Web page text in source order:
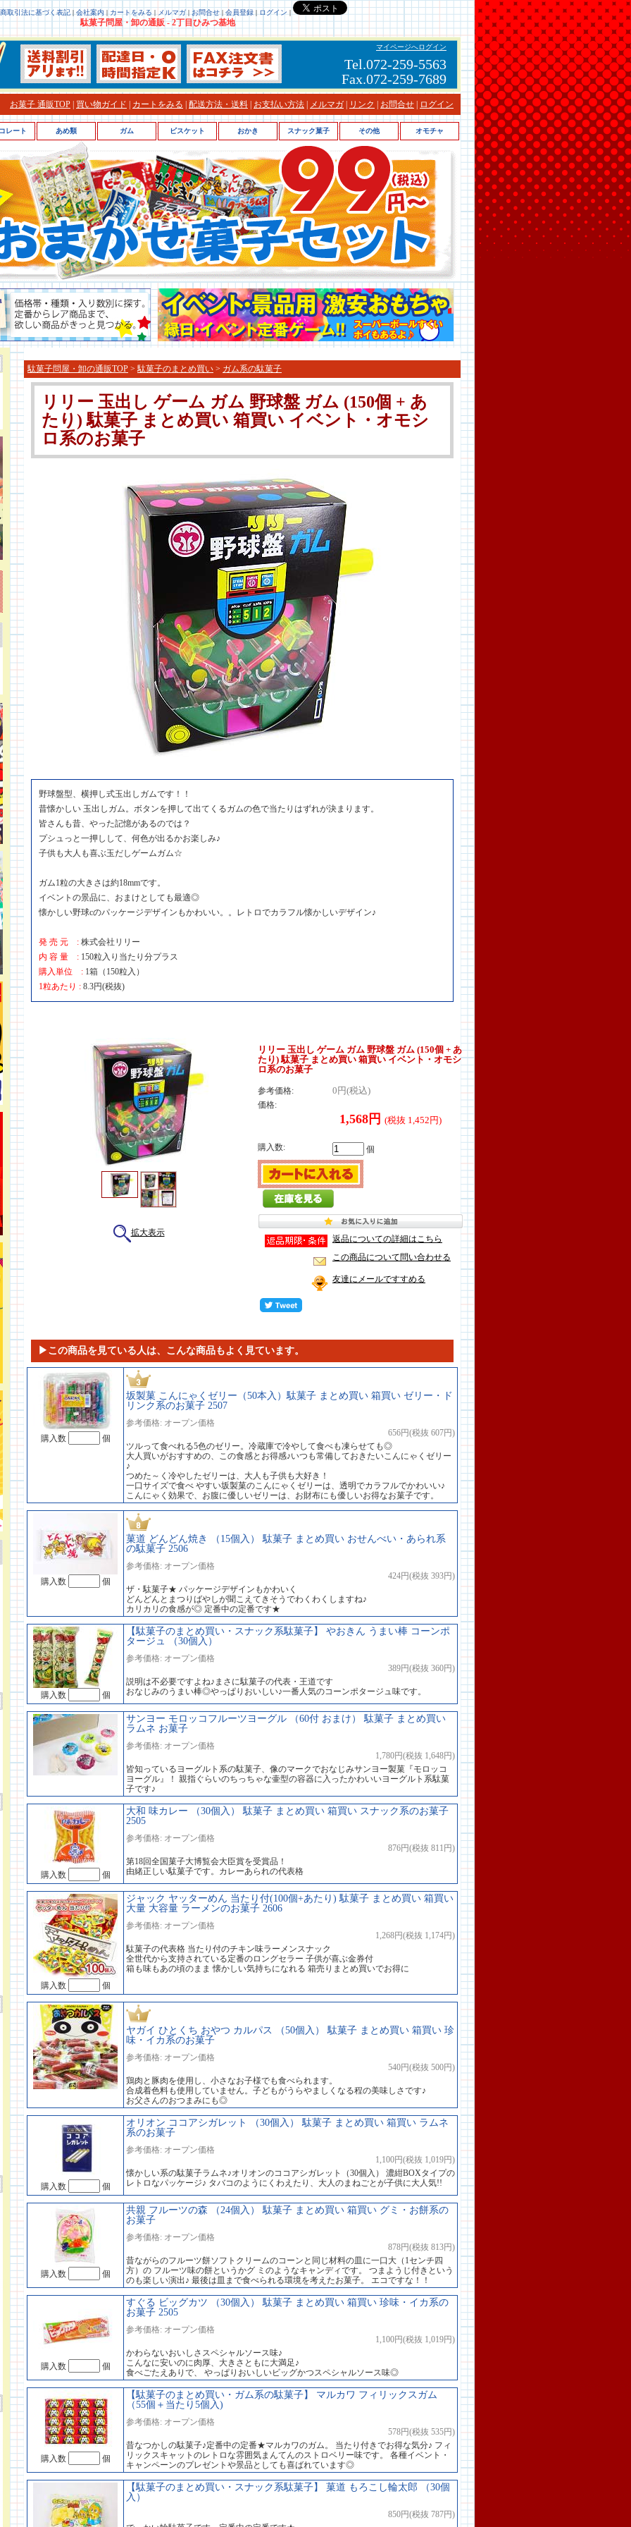
取引法に基づく表記 | 会社案内 | カートをみる | メルマガ| お問合せ| 会員登録| ログイン |
駄菓子問屋・卸の通販 - 2丁目ひみつ基地
マイページへログイン
Tel.072-259-5563
Fax.072-259-7689
お菓子 通販TOP 買い物ガイド カートをみる 配送方法・送料 お支払い方法 メルマガ リンク お問合せ ログイン
駄菓子問屋・卸の通販TOP >駄菓子のまとめ買い > ガム系の駄菓子
リリー 玉出し ゲーム ガム 野球盤 ガム (150個 + あ
たり) 駄菓子 まとめ買い 箱買い イベント・オモシ
ロ系のお菓子
野球盤型、横押し式玉出しガムです！！
昔懐かしい 玉出しガム。ボタンを押して出てくるガムの色で当たりはずれが決まります。
皆さんも昔、やった記憶があるのでは？
プシュっと一押しして、何色が出るかお楽しみ♪
子供も大人も喜ぶ玉だしゲームガム☆
ガム1粒の大きさは約18mmです。
イベントの景品に、おまけとしても最適◎
懐かしい野球cのパッケージデザインもかわいい。。レトロでカラフル懐かしいデザイン♪
発 売 元 : 株式会社リリー
内 容 量 : 150粒入り当たり分プラス
購入単位 : 1箱（150粒入）
1粒あたり : 8.3円(税抜)
拡大表示
リリー 玉出し ゲーム ガム 野球盤 ガム (150個 + あ
たり) 駄菓子 まとめ買い 箱買い イベント・オモシ
ロ系のお菓子
参考価格: 0円(税込)
価格:
1,568円 (税抜 1,452円)
購入数: 個
返品についての詳細はこちら
この商品について問い合わせる
友達にメールですすめる
▶この商品を見ている人は、こんな商品もよく見ています。
購入数 個
坂製菓 こんにゃくゼリー（50本入）駄菓子 まとめ買い 箱買い ゼリー・ド
リンク系のお菓子 2507
参考価格: オープン価格
656円(税抜 607円)
ツルって食べれる5色のゼリー。冷蔵庫で冷やして食べも凍らせても◎
大人買いがおすすめの、この食感とお得感♪いつも常備しておきたいこんにゃくゼリー
♪
つめた～く冷やしたゼリーは、大人も子供も大好き！
一口サイズで食べ やすい坂製菓のこんにゃくゼリーは、透明でカラフルでかわいい♪
こんにゃく効果で、お腹に優しいゼリーは、お財布にも優しいお得なお菓子です。
購入数 個
菓道 どんどん焼き （15個入） 駄菓子 まとめ買い おせんべい・あられ系
の駄菓子 2506
参考価格: オープン価格
424円(税抜 393円)
ザ・駄菓子★ パッケージデザインもかわいく
どんどんとまつりばやしが聞こえてきそうでわくわくしますね♪
カリカリの食感が◎ 定番中の定番です★
購入数 個
【駄菓子のまとめ買い・スナック系駄菓子】 やおきん うまい棒 コーンポ
タージュ （30個入）
参考価格: オープン価格
389円(税抜 360円)
説明は不必要ですよね♪まさに駄菓子の代表・王道です
おなじみのうまい棒◎やっぱりおいしい♪一番人気のコーンポタージュ味です。
サンヨー モロッコフルーツヨーグル （60付 おまけ） 駄菓子 まとめ買い
ラムネ お菓子
参考価格: オープン価格
1,780円(税抜 1,648円)
皆知っているヨーグルト系の駄菓子、像のマークでおなじみサンヨー製菓『モロッコ
ヨーグル』！ 親指ぐらいのちっちゃな壷型の容器に入ったかわいいヨーグルト系駄菓
子です♪
購入数 個
大和 味カレー （30個入） 駄菓子 まとめ買い 箱買い スナック系のお菓子
2505
参考価格: オープン価格
876円(税抜 811円)
第18回全国菓子大博覧会大臣賞を受賞品！
由緒正しい駄菓子です。カレーあられの代表格
購入数 個
ジャック ヤッターめん 当たり付(100個+あたり) 駄菓子 まとめ買い 箱買い
大量 大容量 ラーメンのお菓子 2606
参考価格: オープン価格
1,268円(税抜 1,174円)
駄菓子の代表格 当たり付のチキン味ラーメンスナック
全世代から支持されている定番のロングセラー 子供が喜ぶ金券付
箱も味もあの頃のまま 懐かしい気持ちになれる 箱売りまとめ買いでお得に
ヤガイ ひとくち おやつ カルパス （50個入） 駄菓子 まとめ買い 箱買い 珍
味・イカ系のお菓子
参考価格: オープン価格
540円(税抜 500円)
鶏肉と豚肉を使用し、小さなお子様でも食べられます。
合成着色料も使用していません。子どもがうらやましくなる程の美味しさです♪
お父さんのおつまみにも◎
購入数 個
オリオン ココアシガレット （30個入） 駄菓子 まとめ買い 箱買い ラムネ
系のお菓子
参考価格: オープン価格
1,100円(税抜 1,019円)
懐かしい系の駄菓子ラムネ♪オリオンのココアシガレット（30個入） 濃紺BOXタイプの
レトロなパッケージ♪ タバコのようにくわえたり、大人のまねごとが子供に大人気!!
購入数 個
共親 フルーツの森 （24個入） 駄菓子 まとめ買い 箱買い グミ・お餅系の
お菓子
参考価格: オープン価格
878円(税抜 813円)
昔ながらのフルーツ餅ソフトクリームのコーンと同じ材料の皿に一口大（1センチ四
方）の フルーツ味の餅というかグ ミのようなキャンディです。 つまようじ付きという
のも楽しい演出♪ 最後は皿まで食べられる環境を考えたお菓子。 エコですな！！
購入数 個
すぐる ビッグカツ （30個入） 駄菓子 まとめ買い 箱買い 珍味・イカ系の
お菓子 2505
参考価格: オープン価格
1,100円(税抜 1,019円)
かわらないおいしさスペシャルソース味♪
こんなに安いのに肉厚、大きさともに大満足♪
食べごたえありで、 やっぱりおいしいビッグかつスペシャルソース味◎
購入数 個
【駄菓子のまとめ買い・ガム系の駄菓子】 マルカワ フィリックスガム
（55個＋当たり5個入)
参考価格: オープン価格
578円(税抜 535円)
昔なつかしの駄菓子♪定番中の定番★マルカワのガム。 当たり付きでお得な気分♪ フィ
リックスキャットのレトロな雰囲気まんてんのストロベリー味です。 各種イベント・
キャンペーンのプレゼントや景品としても喜ばれています◎
【駄菓子のまとめ買い・スナック系駄菓子】 菓道 もろこし輪太郎 （30個
入）
850円(税抜 787円)